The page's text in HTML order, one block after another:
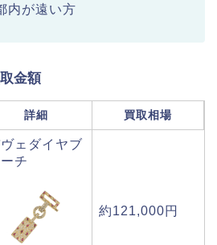
内が遠い方
金額
詳細 買取相場
ェダイヤブ
チ
約121,000円